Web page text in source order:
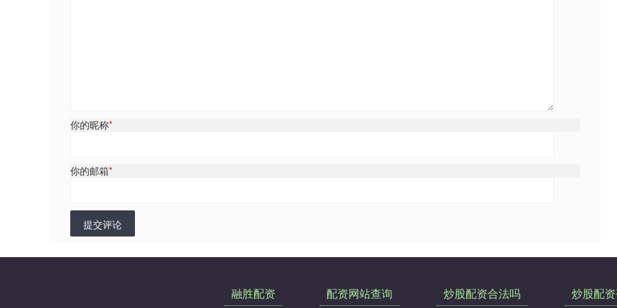
你的昵称*
你的邮箱*
提交评论
融胜配资 配资网站查询 炒股配资合法吗 炒股配